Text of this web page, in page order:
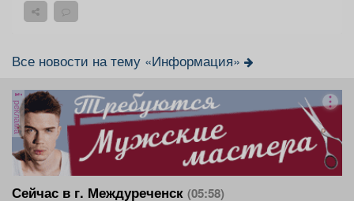
Все новости на тему «Информация»
реклама
Сейчас в г. Междуреченск (05:58)